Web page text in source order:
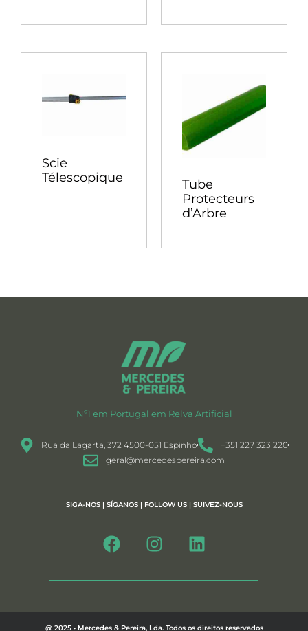
Scie
Télescopique
Tube
Protecteurs
d’Arbre
Nº1 em Portugal em Relva Artificial
Rua da Lagarta, 372 4500-051 Espinho
+351 227 323 220
geral@mercedespereira.com
SIGA-NOS | SÍGANOS | FOLLOW US | SUIVEZ-NOUS
@ 2025 • Mercedes & Pereira, Lda. Todos os direitos reservados